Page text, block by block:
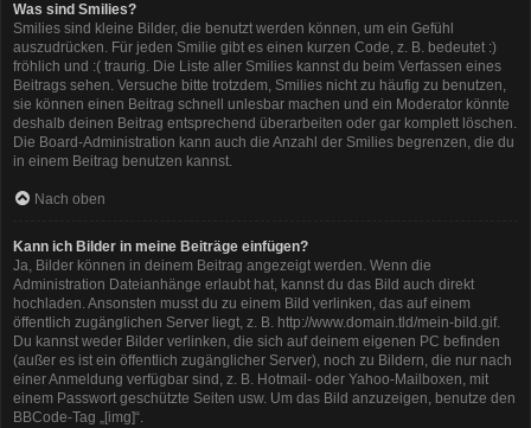
Was sind Smilies?
Smilies sind kleine Bilder, die benutzt werden können, um ein Gefühl
auszudrücken. Für jeden Smilie gibt es einen kurzen Code, z. B. bedeutet :)
fröhlich und :( traurig. Die Liste aller Smilies kannst du beim Verfassen eines
Beitrags sehen. Versuche bitte trotzdem, Smilies nicht zu häufig zu benutzen,
sie können einen Beitrag schnell unlesbar machen und ein Moderator könnte
deshalb deinen Beitrag entsprechend überarbeiten oder gar komplett löschen.
Die Board-Administration kann auch die Anzahl der Smilies begrenzen, die du
in einem Beitrag benutzen kannst.
Nach oben
Kann ich Bilder in meine Beiträge einfügen?
Ja, Bilder können in deinem Beitrag angezeigt werden. Wenn die
Administration Dateianhänge erlaubt hat, kannst du das Bild auch direkt
hochladen. Ansonsten musst du zu einem Bild verlinken, das auf einem
öffentlich zugänglichen Server liegt, z. B. http://www.domain.tld/mein-bild.gif.
Du kannst weder Bilder verlinken, die sich auf deinem eigenen PC befinden
(außer es ist ein öffentlich zugänglicher Server), noch zu Bildern, die nur nach
einer Anmeldung verfügbar sind, z. B. Hotmail- oder Yahoo-Mailboxen, mit
einem Passwort geschützte Seiten usw. Um das Bild anzuzeigen, benutze den
BBCode-Tag „[img]“.